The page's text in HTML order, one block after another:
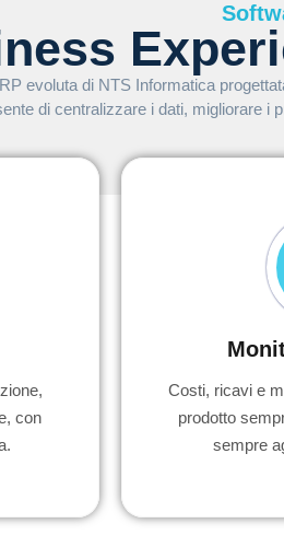
evoluta di NTS Informatica
di centralizzare i dati, migliorare i
con
Costi, ricavi e
prodotto
sempre